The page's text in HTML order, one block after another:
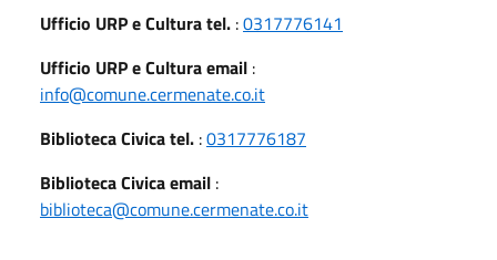
Ufficio URP e Cultura tel. :0317776141
Ufficio URP e Cultura email :
info@comune.cermenate.co.it
Biblioteca Civica tel. :0317776187
Biblioteca Civica email :
biblioteca@comune.cermenate.co.it